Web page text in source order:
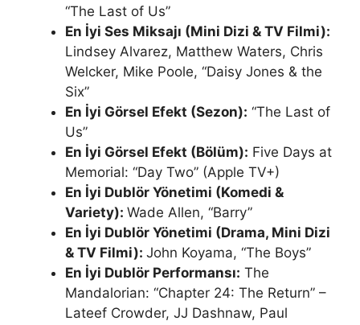
“The Last of Us”
En İyi Ses Miksajı (Mini Dizi & TV Filmi):
Lindsey Alvarez, Matthew Waters, Chris
Welcker, Mike Poole, “Daisy Jones & the
Six”
En İyi Görsel Efekt (Sezon): “The Last of
Us”
En İyi Görsel Efekt (Bölüm): Five Days at
Memorial: “Day Two” (Apple TV+)
En İyi Dublör Yönetimi (Komedi &
Variety): Wade Allen, “Barry”
En İyi Dublör Yönetimi (Drama, Mini Dizi
& TV Filmi): ​​John Koyama, “The Boys”
En İyi Dublör Performansı: The
Mandalorian: “Chapter 24: The Return” –
Lateef Crowder, JJ Dashnaw, Paul